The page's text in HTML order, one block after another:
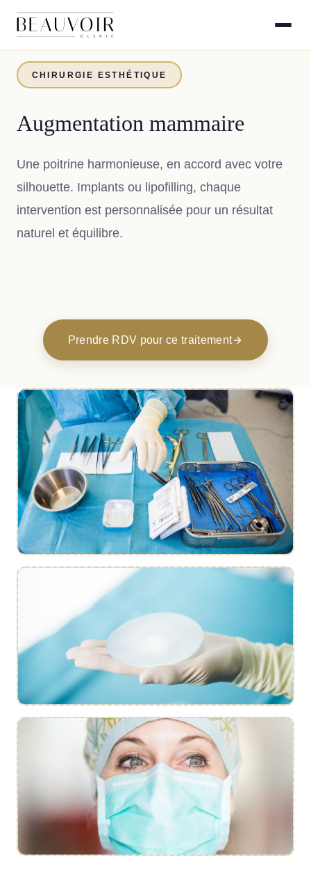
CHIRURGIE ESTHÉTIQUE
Augmentation mammaire
Une poitrine harmonieuse, en accord avec votre
silhouette. Implants ou lipofilling, chaque
intervention est personnalisée pour un résultat
naturel et équilibre.
Prendre RDV pour ce traitement
Consultation
Résultat naturel